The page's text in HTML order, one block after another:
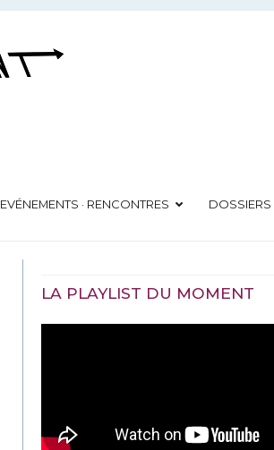
EVÉNEMENTS · RENCONTRES DOSSIERS
LA PLAYLIST DU MOMENT